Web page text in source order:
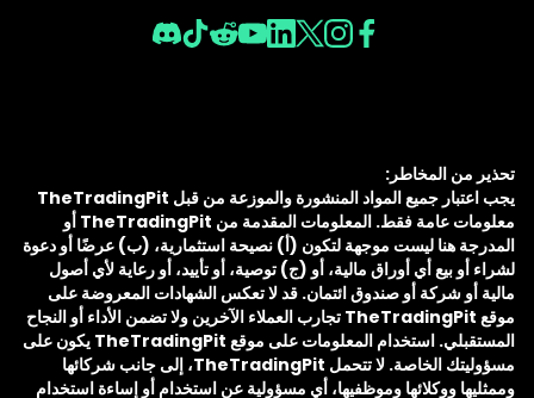
تحذير من المخاطر:
يجب اعتبار جميع المواد المنشورة والموزعة من قبل TheTradingPit
معلومات عامة فقط. المعلومات المقدمة من TheTradingPit أو
المدرجة هنا ليست موجهة لتكون (أ) نصيحة استثمارية، (ب) عرضًا أو دعوة
لشراء أو بيع أي أوراق مالية، أو (ج) توصية، أو تأييد، أو رعاية لأي أصول
مالية أو شركة أو صندوق ائتمان. قد لا تعكس الشهادات المعروضة على
موقع TheTradingPit تجارب العملاء الآخرين ولا تضمن الأداء أو النجاح
المستقبلي. استخدام المعلومات على موقع TheTradingPit يكون على
مسؤوليتك الخاصة. لا تتحمل TheTradingPit، إلى جانب شركائها
وممثليها ووكلائها وموظفيها، أي مسؤولية عن استخدام أو إساءة استخدام